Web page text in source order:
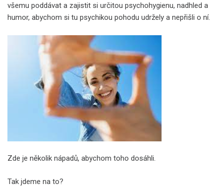
všemu poddávat a zajistit si určitou psychohygienu, nadhled a
humor, abychom si tu psychikou pohodu udržely a nepřišli o ní.
Zde je několik nápadů, abychom toho dosáhli.
Tak jdeme na to?